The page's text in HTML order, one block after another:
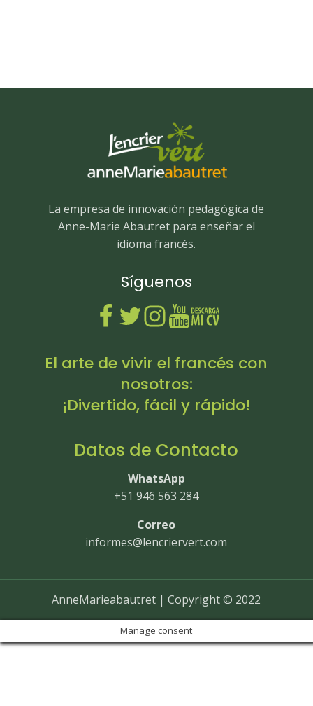
La empresa de innovación pedagógica de
Anne-Marie Abautret para enseñar el
idioma francés.
Síguenos
El arte de vivir el francés con
nosotros:
¡Divertido, fácil y rápido!
Datos de Contacto
WhatsApp
+51 946 563 284
Correo
informes@lencriervert.com
AnneMarieabautret | Copyright © 2022
Manage consent